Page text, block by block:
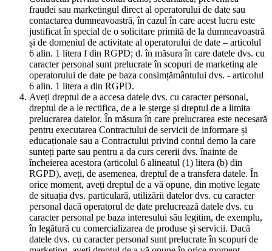
fraudei sau marketingul direct al operatorului de date sau
contactarea dumneavoastră, în cazul în care acest lucru este
justificat în special de o solicitare primită de la dumneavoastră
și de domeniul de activitate al operatorului de date – articolul
6 alin. 1 litera f din RGPD; d. în măsura în care datele dvs. cu
caracter personal sunt prelucrate în scopuri de marketing ale
operatorului de date pe baza consimțământului dvs. - articolul
6 alin. 1 litera a din RGPD.
Aveți dreptul de a accesa datele dvs. cu caracter personal,
dreptul de a le rectifica, de a le șterge și dreptul de a limita
prelucrarea datelor. În măsura în care prelucrarea este necesară
pentru executarea Contractului de servicii de informare și
educaționale sau a Contractului privind contul demo la care
sunteți parte sau pentru a da curs cererii dvs. înainte de
încheierea acestora (articolul 6 alineatul (1) litera (b) din
RGPD), aveți, de asemenea, dreptul de a transfera datele. În
orice moment, aveți dreptul de a vă opune, din motive legate
de situația dvs. particulară, utilizării datelor dvs. cu caracter
personal dacă operatorul de date prelucrează datele dvs. cu
caracter personal pe baza interesului său legitim, de exemplu,
în legătură cu comercializarea de produse și servicii. Dacă
datele dvs. cu caracter personal sunt prelucrate în scopuri de